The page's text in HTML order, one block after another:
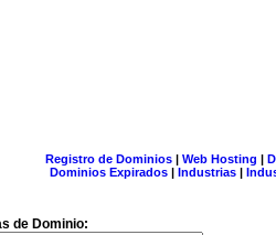
Registro de Dominios| Web Hosting |
Dominios Expirados | Industrias |
de Dominio: